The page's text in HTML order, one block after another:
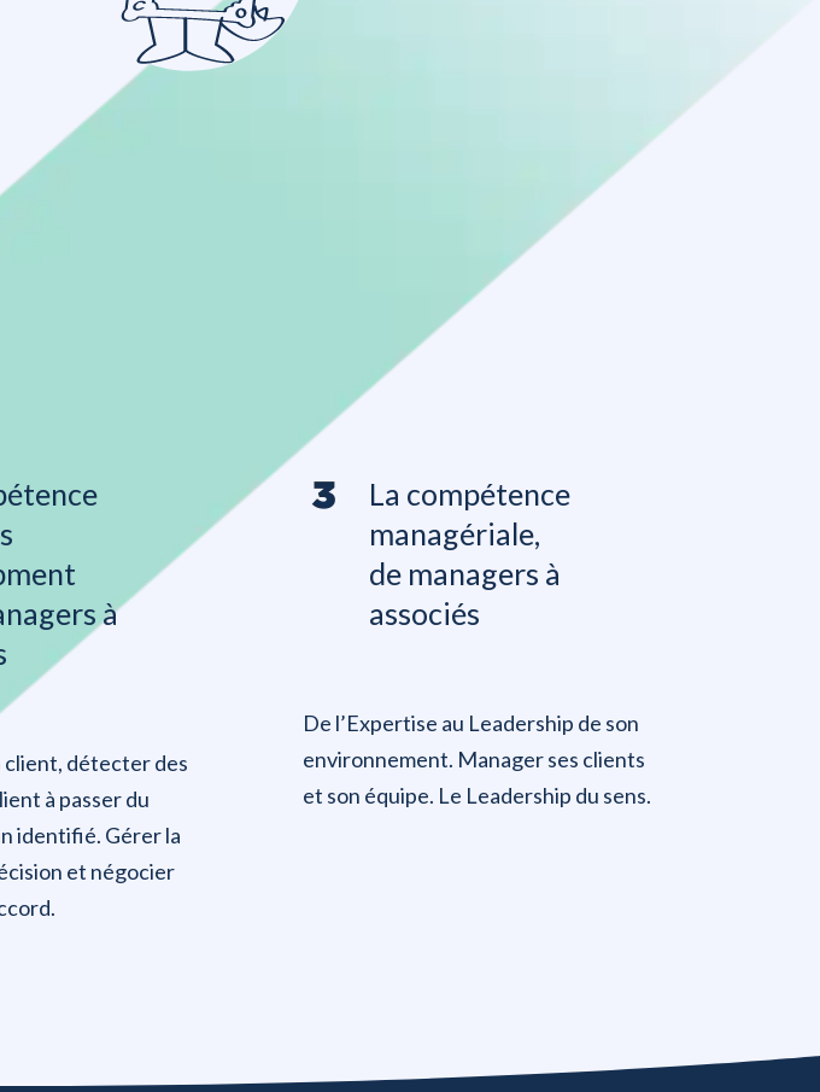
à
détecter des
à passer du
identifié. Gérer la
et négocier
La compétence
managériale,
de managers à
associés
De l’Expertise au Leadership de son
environnement. Manager ses clients
et son équipe. Le Leadership du sens.